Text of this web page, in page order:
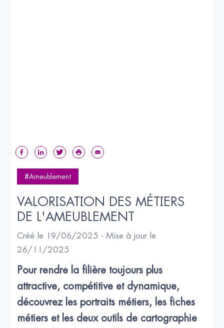
#Ameublement
VALORISATION DES MÉTIERS
DE L'AMEUBLEMENT
Créé le 19/06/2025 - Mise à jour le
26/11/2025
Pour rendre la filière toujours plus
attractive, compétitive et dynamique,
découvrez les portraits métiers, les fiches
métiers et les deux outils de cartographie